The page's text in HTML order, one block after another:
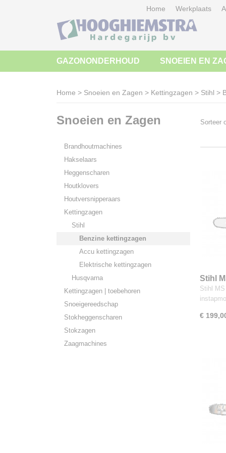
Home Werkplaats
GAZONONDERHOUD SNOEIEN EN
Home > Snoeien en Zagen > Kettingzagen > Stihl >
Snoeien en Zagen
Brandhoutmachines
Hakselaars
Heggenscharen
Houtklovers
Houtversnipperaars
Kettingzagen
Stihl
Benzine kettingzagen
Accu kettingzagen
Elektrische kettingzagen
Husqvarna
Kettingzagen | toebehoren
Snoeigereedschap
Stokheggenscharen
Stokzagen
Zaagmachines
Stihl
Stihl
€